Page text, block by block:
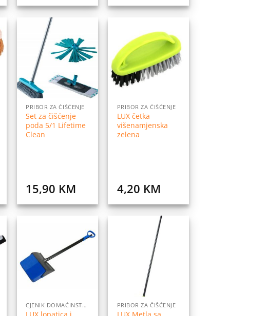
Dodaj
na
listu
PRIBOR ZA ČIŠĆENJE
Set za čišćenje
poda 5/1 Lifetime
Clean
15,90 KM
Dodaj
na
listu
želja
PRIBOR ZA ČIŠĆENJE
LUX četka
višenamjenska
zelena
4,20 KM
Dodaj
CJENIK DOMAĆINSTVO PRIBOR ZA ČIŠĆENJE